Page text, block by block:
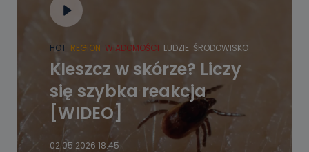
HOT REGION WIADOMOŚCI LUDZIE ŚRODOWISKO
Kleszcz w skórze? Liczy
się szybka reakcja
[WIDEO]
02.05.2026 18:45